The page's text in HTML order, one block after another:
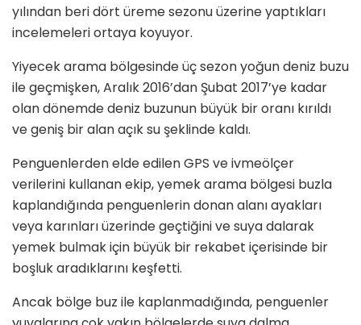
yılından beri dört üreme sezonu üzerine yaptıkları
incelemeleri ortaya koyuyor.
Yiyecek arama bölgesinde üç sezon yoğun deniz buzu
ile geçmişken, Aralık 2016’dan Şubat 2017’ye kadar
olan dönemde deniz buzunun büyük bir oranı kırıldı
ve geniş bir alan açık su şeklinde kaldı.
Penguenlerden elde edilen GPS ve ivmeölçer
verilerini kullanan ekip, yemek arama bölgesi buzla
kaplandığında penguenlerin donan alanı ayakları
veya karınları üzerinde geçtiğini ve suya dalarak
yemek bulmak için büyük bir rekabet içerisinde bir
boşluk aradıklarını keşfetti.
Ancak bölge buz ile kaplanmadığında, penguenler